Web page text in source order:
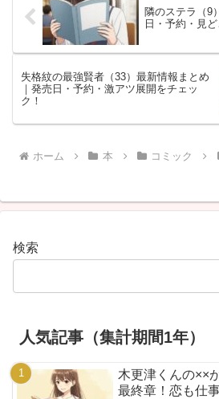
隣のステラ（9
日・予約・見
失格紋の最強賢者（33）最新情報まとめ
｜発売日・予約・激アツ展開をチェッ
ク！
ホーム 本 コミック
検索
人気記事（集計期間1年）
木更津くんの××
最終章！恋も仕